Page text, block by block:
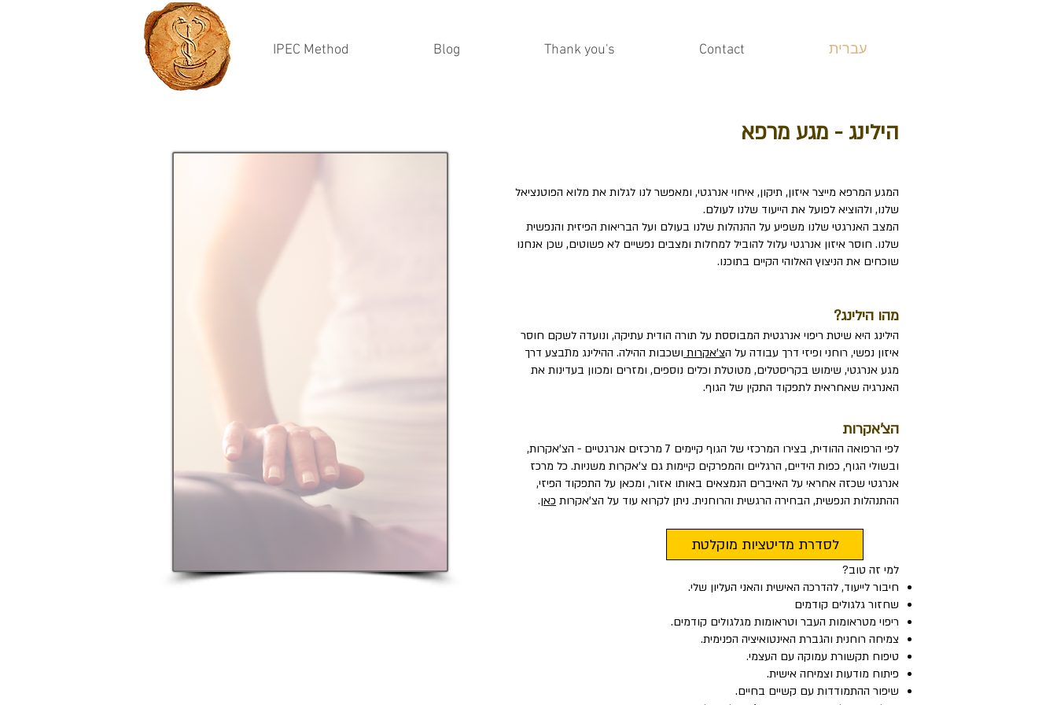
IPEC Method Blog Thank you's Contact עברית
הילינג - מגע מרפא
​המגע המרפא מייצר איזון, תיקון, איחוי אנרגטי, ומאפשר לנו לגלות את מלוא הפוטנציאל
שלנו, ולהוציא לפועל את הייעוד שלנו לעולם.
המצב האנרגטי שלנו משפיע על ההנהלות שלנו בעולם ועל הבריאות הפיזית והנפשית
שלנו. חוסר איזון אנרגטי עלול להוביל למחלות ומצבים נפשיים לא פשוטים, שכן אנחנו
שוכחים את הניצוץ האלוהי הקיים בתוכנו.
מהו הילינג?
הילינג היא שיטת ריפוי אנרגטית המבוססת על תורה הודית עתיקה, ונועדה לשקם חוסר
איזון נפשי, רוחני ופיזי דרך עבודה על הצ'אקרות ושכבות ההילה. ההילינג מתבצע דרך
מגע אנרגטי, שימוש בקריסטלים, מטוטלת וכלים נוספים, ומזרים ומכוון בעדינות את
האנרגיה שאחראית לתפקוד התקין של הגוף.
​הצ'אקרות
לפי הרפואה ההודית, בצירו המרכזי של הגוף קיימים 7 מרכזים אנרגטיים - הצ'אקרות,
ובשולי הגוף, כפות הידיים, הרגליים והמפרקים קיימות גם צ'אקרות משניות. כל מרכז
אנרגטי שכזה אחראי על האיברים הנמצאים באותו אזור, ומכאן על התפקוד הפיזי,
ההתנהלות הנפשית, הבחירה הרגשית והרוחנית. ניתן לקרוא עוד על הצ'אקרות כאן.
למי זה טוב?
חיבור לייעוד, להדרכה האישית והאני העליון שלי.
שחזור גלגולים קודמים
ריפוי מטראומות העבר וטראומות מגלגולים קודמים.
צמיחה רוחנית והגברת האינטואיציה הפנימית.
טיפוח תקשורת עמוקה עם העצמי.
פיתוח מודעות וצמיחה אישית.
שיפור ההתמודדות עם קשיים בחיים.
לסדרת מדיטציות מוקלטת